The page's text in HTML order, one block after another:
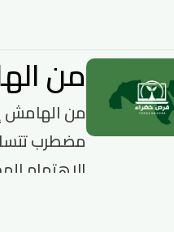
من
من الهامش
مضطرب
الاهتمام